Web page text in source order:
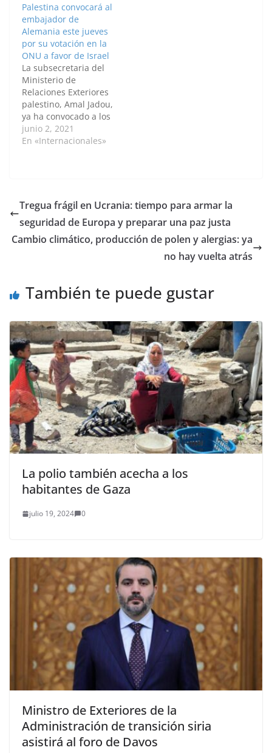
tregua entre Israel y el
movimiento palestino
Hamas se multiplicó
hoy y se sumó un
llamado
estadounidense un
poco más…
Palestina convocará al
embajador de
Alemania este jueves
por su votación en la
ONU a favor de Israel
La subsecretaria del
Ministerio de
Relaciones Exteriores
palestino, Amal Jadou,
ya ha convocado a los
embajadores de Reino
Unido, Austria,
Humanos de la ONU y
de la OMS. Por: إياد
النابلسي / Anadolu La
subsecretaria del
junio 2, 2021
En «Internacionales»
Tregua frágil en Ucrania: tiempo para armar la
seguridad de Europa y preparar una paz justa
Cambio climático, producción de polen y alergias: ya
no hay vuelta atrás
También te puede gustar
La polio también acecha a los
habitantes de Gaza
julio 19, 2024 0
Ministro de Exteriores de la
Administración de transición siria
asistirá al foro de Davos